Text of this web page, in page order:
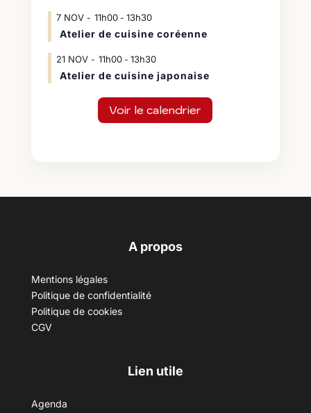
7 NOV 11h00- 13h30
Atelier de cuisine coréenne
21 NOV 11h00- 13h30
Atelier de cuisine japonaise
Voir le calendrier
A propos
Mentions légales
Politique de confidentialité
Politique de cookies
CGV
Lien utile
Agenda